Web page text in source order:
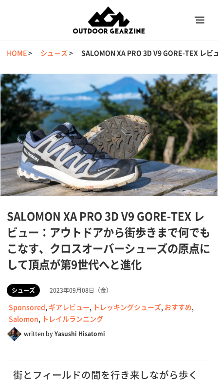
HOME> シューズ>SALOMON XA PRO 3D V9 GORE-TEX レ
SALOMON XA PRO 3D V9 GORE-TEX レ
ビュー：アウトドアから街歩きまで何でも
こなす、クロスオーバーシューズの原点に
して頂点が第9世代へと進化
シューズ 2023年09月08日（金）
Sponsored, ギアレビュー, トレッキングシューズ, おすすめ,
Salomon, トレイルランニング
written byYasushi Hisatomi
街とフィールドの間を行き来しながら歩く